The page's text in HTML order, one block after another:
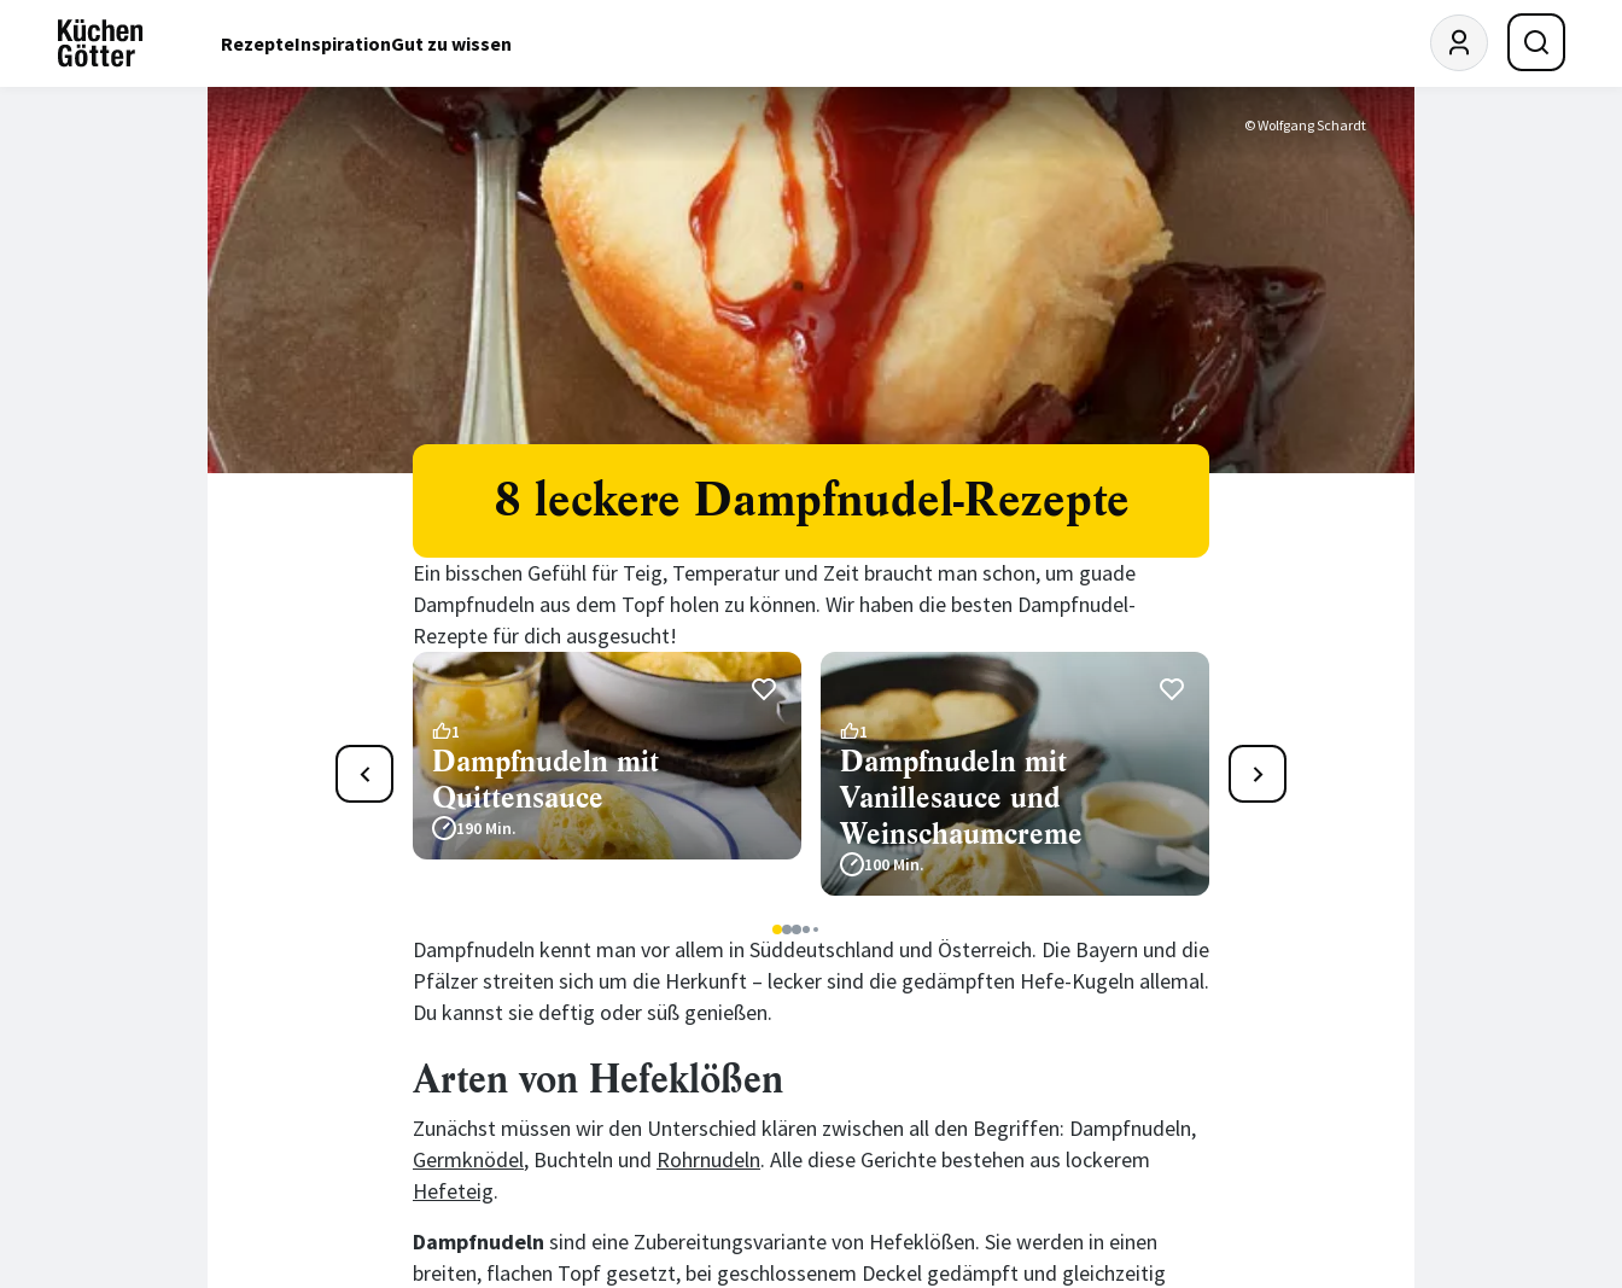
RezepteInspirationGut zu wissen
© Wolfgang Schardt
8 leckere Dampfnudel-Rezepte
Ein bisschen Gefühl für Teig, Temperatur und Zeit braucht man schon, um guade
Dampfnudeln aus dem Topf holen zu können. Wir haben die besten Dampfnudel-
Rezepte für dich ausgesucht!
1
Dampfnudeln mit
Quittensauce
190 Min.
1
Dampfnudeln mit
Vanillesauce und
Weinschaumcreme
100 Min.
Dampfnudeln mit
Vanillesauce
1234 5
Dampfnudeln kennt man vor allem in Süddeutschland und Österreich. Die Bayern und die
Pfälzer streiten sich um die Herkunft – lecker sind die gedämpften Hefe-Kugeln allemal.
Du kannst sie deftig oder süß genießen.
Arten von Hefeklößen
Zunächst müssen wir den Unterschied klären zwischen all den Begriffen: Dampfnudeln,
Germknödel, Buchteln und Rohrnudeln. Alle diese Gerichte bestehen aus lockerem
Hefeteig.
Dampfnudeln sind eine Zubereitungsvariante von Hefeklößen. Sie werden in einen
breiten, flachen Topf gesetzt, bei geschlossenem Deckel gedämpft und gleichzeitig